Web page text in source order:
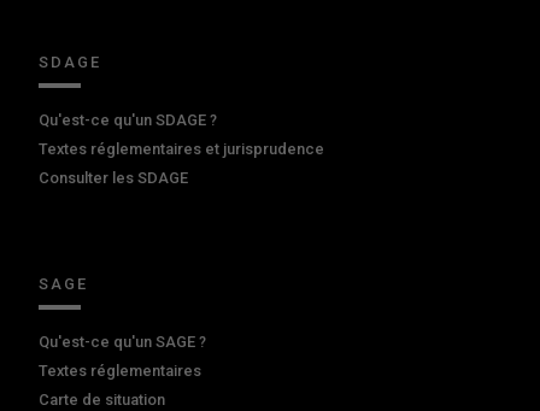
SDAGE
Qu'est-ce qu'un SDAGE ?
Textes réglementaires et jurisprudence
Consulter les SDAGE
SAGE
Qu'est-ce qu'un SAGE ?
Textes réglementaires
Carte de situation